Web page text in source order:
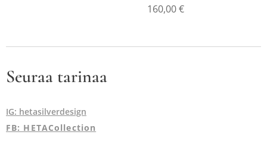
160,00€
Seuraa tarinaa
IG: hetasilverdesign
FB: HETACollection